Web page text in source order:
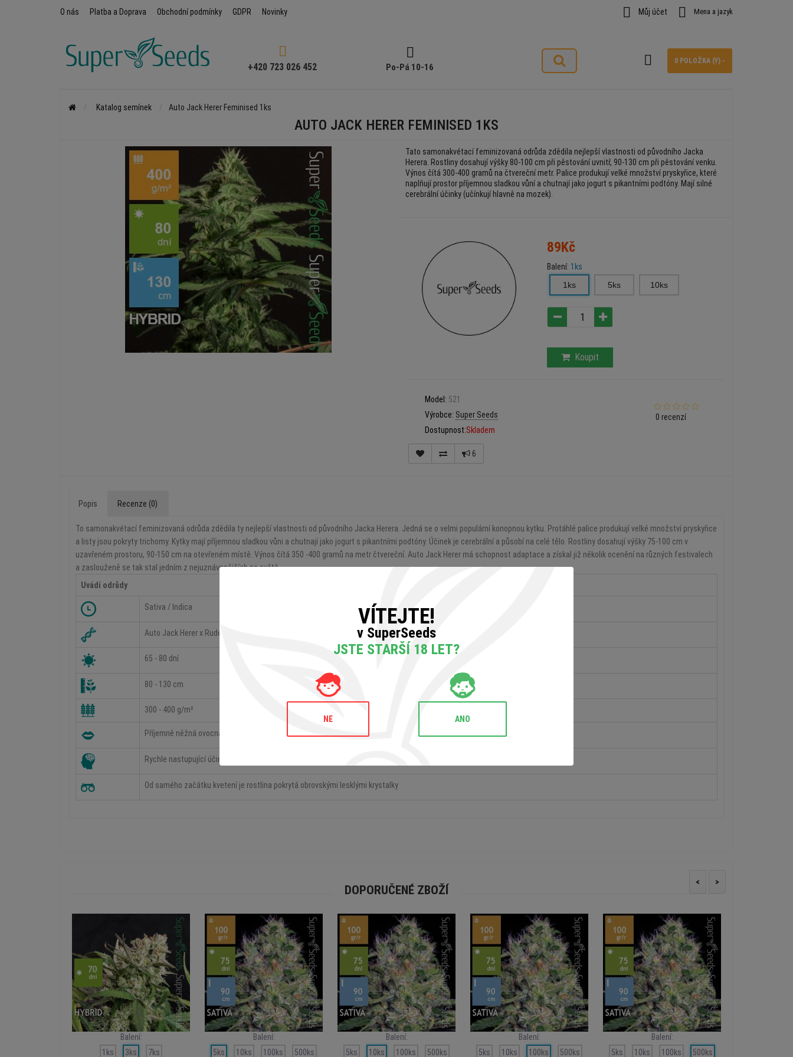
O nás Platba a Doprava Obchodní podmínky GDPR Novinky  Můj účet  Mena a jazyk

+420 723 026 452

Po-Pá 10-16
0 POLOŽKA (Y) -

Katalog semínek Auto Jack Herer Feminised 1ks
AUTO JACK HERER FEMINISED 1KS
Tato samonakvétací feminizovaná odrůda zdědila nejlepší vlastnosti od původního Jacka
Herera. Rostliny dosahují výšky 80-100 cm při pěstování uvnitř, 90-130 cm při pěstování venku.
Výnos čítá 300-400 gramů na čtvereční metr. Palice produkují velké množství pryskyřice, které
naplňují prostor příjemnou sladkou vůní a chutnají jako jogurt s pikantními podtóny. Mají silné
cerebrální účinky (učínkují hlavně na mozek).
89Kč
Balení: 1ks
1ks
5ks 10ks
Koupit
Model: 521
Výrobce: Super Seeds
Dostupnost:Skladem
0 recenzí
6
Popis Recenze (0)
To samonakvétací feminizovaná odrůda zdědila ty nejlepší vlastnosti od původního Jacka Herera. Jedná se o velmi populární konopnou kytku. Protáhlé palice produkují velké množství pryskyřice
a listy jsou pokryty trichomy. Kytky mají příjemnou sladkou vůni a chutnají jako jogurt s pikantními podtóny. Účinek je cerebrální a působí na celé tělo. Rostliny dosahují výšky 75-100 cm v
uzavřeném prostoru, 90-150 cm na otevřeném místě. Výnos čítá 350 -400 gramů na metr čtvereční. Auto Jack Herer má schopnost adaptace a získal již několik ocenění na různých festivalech
a zaslouženě se tak stal jedním z nejuznávanějších na světě.
Uvádí odrůdy
Sativa / Indica
Auto Jack Herer x Ruderalis
65 - 80 dní
80 - 130 cm
300 - 400 g/m²
Příjemně něžná ovocná chuť připomínající ovocný jogurt
Rychle nastupující účinky působící na psychiku
Od samého začátku kvetení je rostlina pokrytá obrovskými lesklými krystalky
DOPORUČENÉ ZBOŽÍ
Balení:
1ks
3ks 7ks
Balení:
5ks
10ks 100ks 500ks
Balení:
5ks
10ks 100ks 500ks
Balení:
5ks
10ks 100ks 500ks
Balení:
5ks
10ks 100ks 500ks
< >
VÍTEJTE!
v SuperSeeds
JSTE STARŠÍ 18 LET?
NE ANO